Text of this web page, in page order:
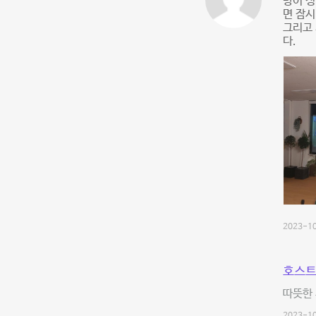
면 잠
그리고
다.
2023-
호스
따뜻한